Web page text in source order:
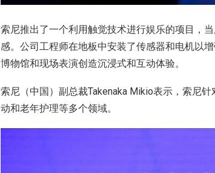
索尼推出了一个利用触觉技术进行娱乐的项目，
感。公司工程师在地板中安装了传感器和电机以
博物馆和现场表演创造沉浸式和互动体验。
索尼（中国）副总裁Takenaka Mikio表示，索尼
动和老年护理等多个领域。